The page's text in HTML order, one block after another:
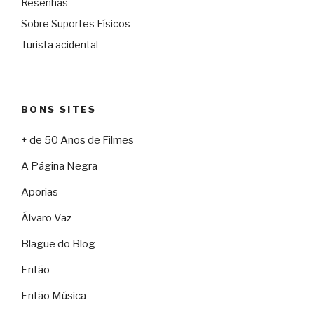
Resenhas
Sobre Suportes Físicos
Turista acidental
BONS SITES
+ de 50 Anos de Filmes
A Página Negra
Aporias
Álvaro Vaz
Blague do Blog
Então
Então Música